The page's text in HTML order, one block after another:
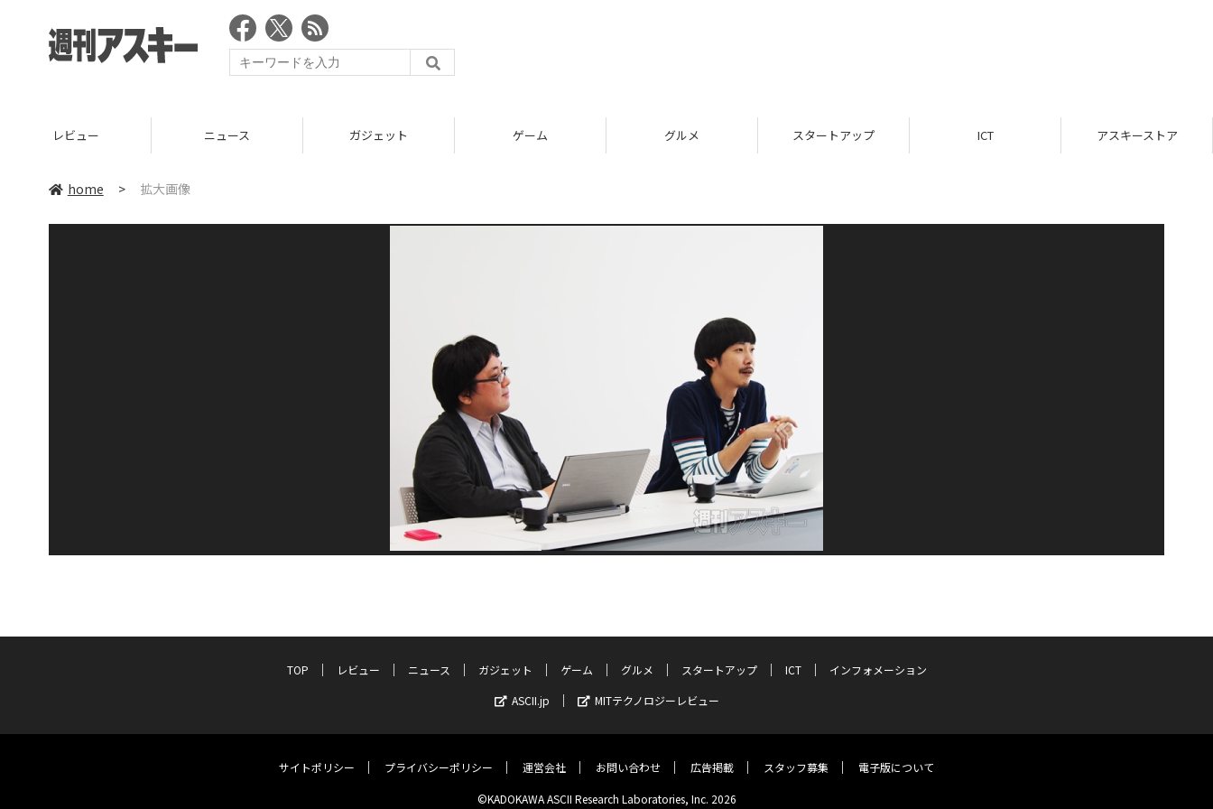
レビュー ニュース ガジェット ゲーム グルメ スタートアップ ICT アスキーストア
home > 拡大画像
TOP レビュー ニュース ガジェット ゲーム グルメ スタートアップ ICT
インフォメーション
ASCII.jp
MITテクノロジーレビュー
サイトポリシー プライバシーポリシー 運営会社 お問い合わせ 広告掲載 スタッフ募集 電子版について
©KADOKAWA ASCII Research Laboratories, Inc. 2026